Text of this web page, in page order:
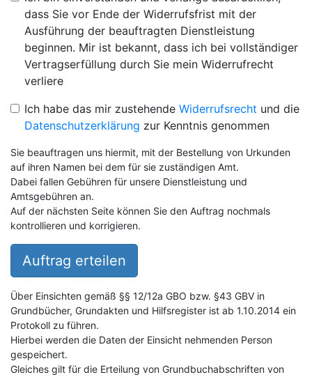
dass Sie vor Ende der Widerrufsfrist mit der
Ausführung der beauftragten Dienstleistung
beginnen. Mir ist bekannt, dass ich bei vollständiger
Vertragserfüllung durch Sie mein Widerrufrecht
verliere
Ich habe das mir zustehende Widerrufsrecht und die
Datenschutzerklärung zur Kenntnis genommen
Sie beauftragen uns hiermit, mit der Bestellung von Urkunden
auf ihren Namen bei dem für sie zuständigen Amt.
Dabei fallen Gebühren für unsere Dienstleistung und
Amtsgebühren an.
Auf der nächsten Seite können Sie den Auftrag nochmals
kontrollieren und korrigieren.
Auftrag erteilen
Über Einsichten gemäß §§ 12/12a GBO bzw. §43 GBV in
Grundbücher, Grundakten und Hilfsregister ist ab 1.10.2014 ein
Protokoll zu führen.
Hierbei werden die Daten der Einsicht nehmenden Person
gespeichert.
Gleiches gilt für die Erteilung von Grundbuchabschriften von